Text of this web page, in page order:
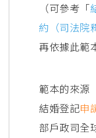
（可參考「
約（司法院
再依據此範
範本的來源
結婚登記申
部戶政司全